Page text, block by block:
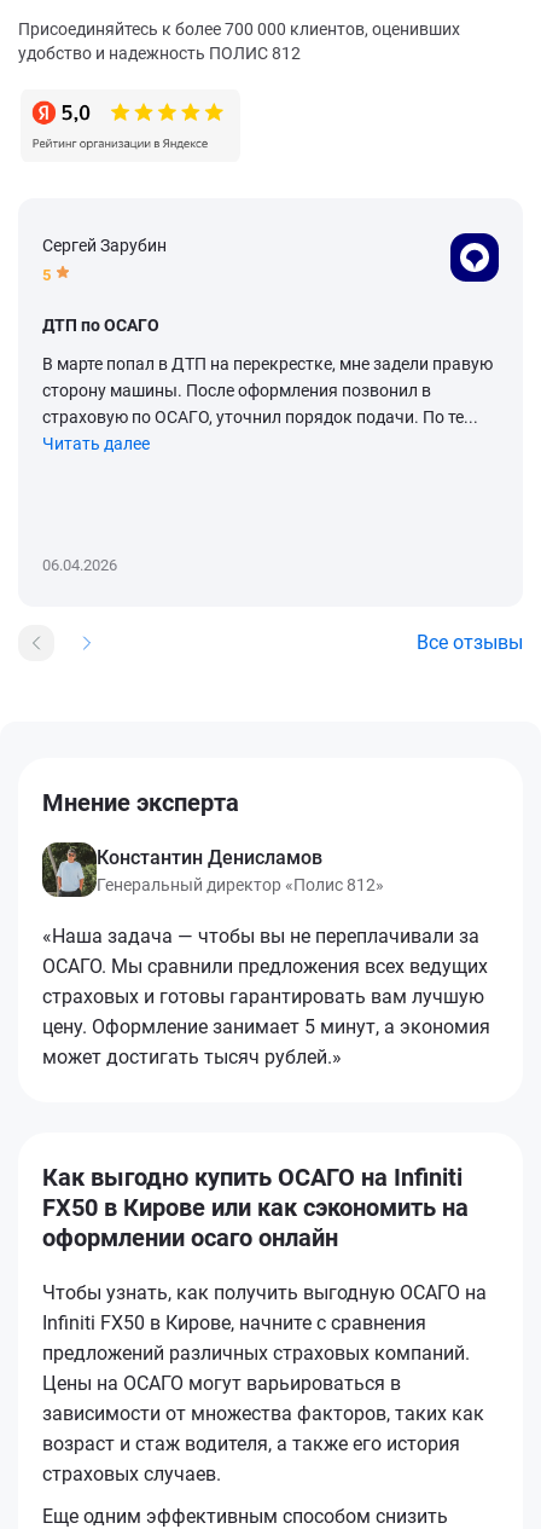
Присоединяйтесь к более 700 000 клиентов, оценивших
удобство и надежность ПОЛИС 812
Сергей Зарубин
5
ДТП по ОСАГО
В марте попал в ДТП на перекрестке, мне задели правую
сторону машины. После оформления позвонил в
страховую по ОСАГО, уточнил порядок подачи. По те...
Читать далее
06.04.2026
Все отзывы
Мнение эксперта
Константин Денисламов
Генеральный директор «Полис 812»
«Наша задача — чтобы вы не переплачивали за
ОСАГО. Мы сравнили предложения всех ведущих
страховых и готовы гарантировать вам лучшую
цену. Оформление занимает 5 минут, а экономия
может достигать тысяч рублей.»
Как выгодно купить ОСАГО на Infiniti
FX50 в Кирове или как сэкономить на
оформлении осаго онлайн
Чтобы узнать, как получить выгодную ОСАГО на
Infiniti FX50 в Кирове, начните с сравнения
предложений различных страховых компаний.
Цены на ОСАГО могут варьироваться в
зависимости от множества факторов, таких как
возраст и стаж водителя, а также его история
страховых случаев.
Еще одним эффективным способом снизить